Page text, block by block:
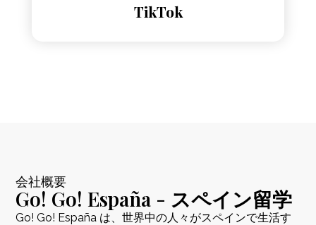
TikTok
会社概要
Go! Go! España - スペイン留学
Go! Go! España は、世界中の人々がスペインで生活す